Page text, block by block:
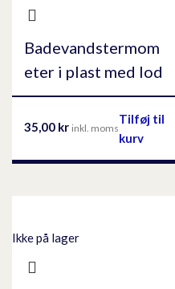
Badevandstermom
eter i plast med lod
35,00 kr inkl. moms
Tilføj til
kurv
Ikke på lager